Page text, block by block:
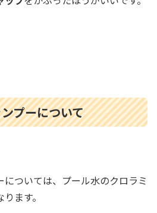
プーについて
ついては、プール水のクロラミ
ます。